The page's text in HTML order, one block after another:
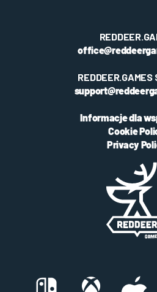
REDDEER.GAMES
Informacje dla
Cookie
Privacy